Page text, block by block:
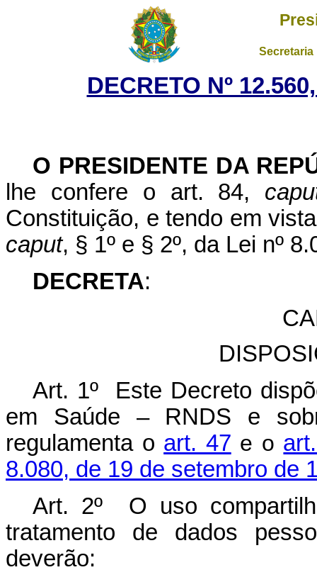
DECRETO Nº
O PRESIDENTE DA
lhe confere o art. 84,
Constituição, e tendo em
caput, § 1º e § 2º, da Lei nº
DECREТА:
Art. 1º Este Decreto
em Saúde – RNDS e
regulamenta o art. 47 e o
8.080, de 19 de setembro de
Art. 2º O uso
tratamento de dados
deverão: